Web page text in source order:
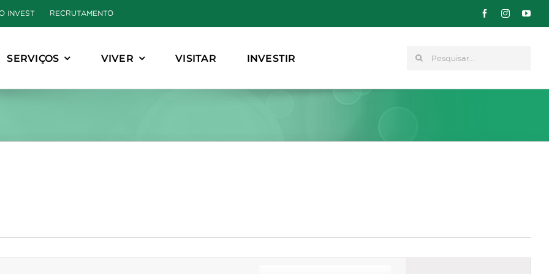
INVEST RECRUTAMENTO
SERVIÇOS VIVER VISITAR INVESTIR Pesquisar